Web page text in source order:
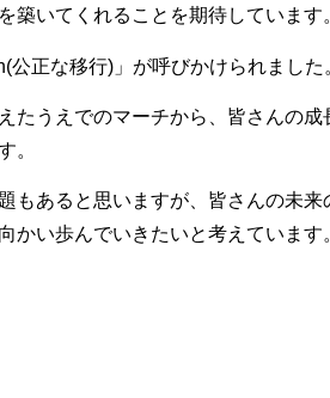
いてくれることを期待しています
正な移行)」が呼びかけられました
うえでのマーチから、皆さんの
。
あると思いますが、皆さんの未
い歩んでいきたいと考えています